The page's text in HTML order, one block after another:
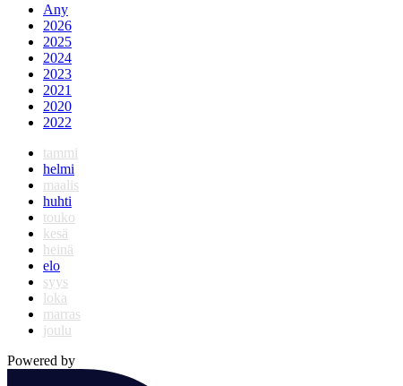
Any
2026
2025
2024
2023
2021
2020
2022
tammi
helmi
maalis
huhti
touko
kesä
heinä
elo
syys
loka
marras
joulu
Powered by